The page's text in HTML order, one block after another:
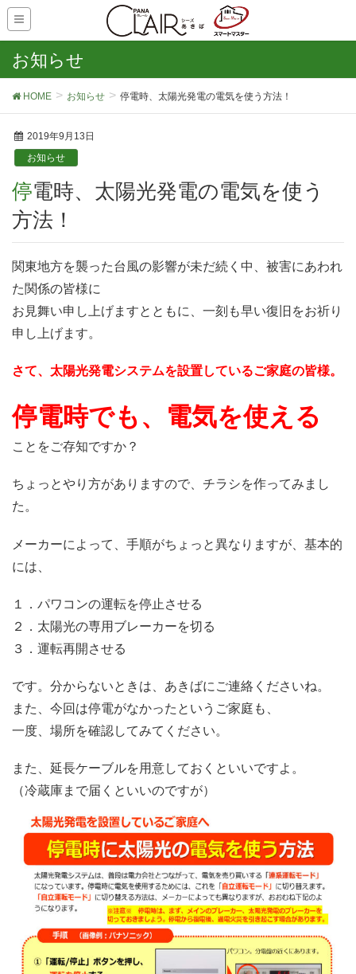
お知らせ
HOME お知らせ 停電時、太陽光発電の電気を使う方法！
2019年9月13日
お知らせ
停電時、太陽光発電の電気を使う
方法！
関東地方を襲った台風の影響が未だ続く中、被害にあわれ
た関係の皆様に
お見舞い申し上げますとともに、一刻も早い復旧をお祈り
申し上げます。
さて、太陽光発電システムを設置しているご家庭の皆様。
停電時でも、電気を使える
ことをご存知ですか？
ちょっとやり方がありますので、チラシを作ってみまし
た。
メーカーによって、手順がちょっと異なりますが、基本的
には、
１．パワコンの運転を停止させる
２．太陽光の専用ブレーカーを切る
３．運転再開させる
です。分からないときは、あきばにご連絡くださいね。
また、今回は停電がなかったというご家庭も、
一度、場所を確認してみてください。
また、延長ケーブルを用意しておくといいですよ。
（冷蔵庫まで届くといいのですが）